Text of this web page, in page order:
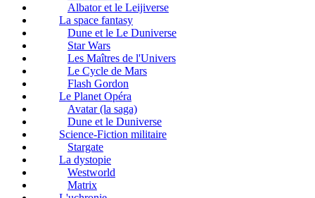
Albator et le Leijiverse
La space fantasy
Dune et le Le Duniverse
Star Wars
Les Maîtres de l'Univers
Le Cycle de Mars
Flash Gordon
Le Planet Opéra
Avatar (la saga)
Dune et le Duniverse
Science-Fiction militaire
Stargate
La dystopie
Westworld
Matrix